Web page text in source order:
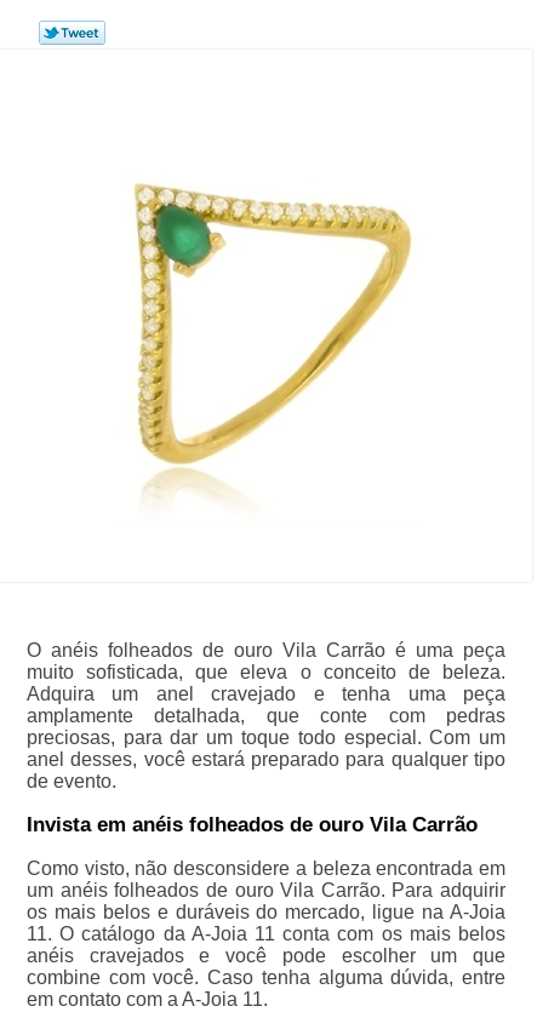
O anéis folheados de ouro Vila Carrão é uma peça
muito sofisticada, que eleva o conceito de beleza.
Adquira um anel cravejado e tenha uma peça
amplamente detalhada, que conte com pedras
preciosas, para dar um toque todo especial. Com um
anel desses, você estará preparado para qualquer tipo
de evento.
Invista em anéis folheados de ouro Vila Carrão
Como visto, não desconsidere a beleza encontrada em
um anéis folheados de ouro Vila Carrão. Para adquirir
os mais belos e duráveis do mercado, ligue na A-Joia
11. O catálogo da A-Joia 11 conta com os mais belos
anéis cravejados e você pode escolher um que
combine com você. Caso tenha alguma dúvida, entre
em contato com a A-Joia 11.